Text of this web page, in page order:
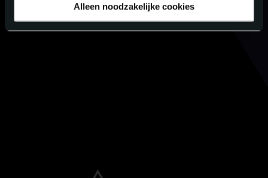
Alleen noodzakelijke cookies